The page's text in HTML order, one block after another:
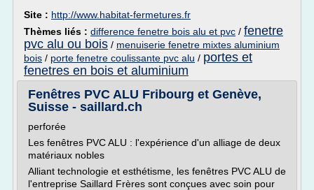
Site : http://www.habitat-fermetures.fr
Thèmes liés : difference fenetre bois alu et pvc / fenetre
pvc alu ou bois / menuiserie fenetre mixtes aluminium
bois / porte fenetre coulissante pvc alu / portes et
fenetres en bois et aluminium
Fenêtres PVC ALU Fribourg et Genève,
Suisse - saillard.ch
perforée
Les fenêtres PVC ALU : l'expérience d'un alliage de deux
matériaux nobles
Alliant technologie et esthétisme, les fenêtres PVC ALU de
l'entreprise Saillard Frères sont conçues avec soin pour